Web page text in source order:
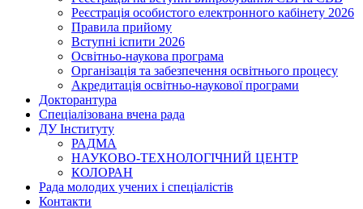
Реєстрація особистого електронного кабінету 2026
Правила прийому
Вступні іспити 2026
Освітньо-наукова програма
Організація та забезпечення освітнього процесу
Акредитація освітньо-наукової програми
Докторантура
Спеціалізована вчена рада
ДУ Інституту
РАДМА
НАУКОВО-ТЕХНОЛОГІЧНИЙ ЦЕНТР
КОЛОРАН
Рада молодих учених і спеціалістів
Контакти